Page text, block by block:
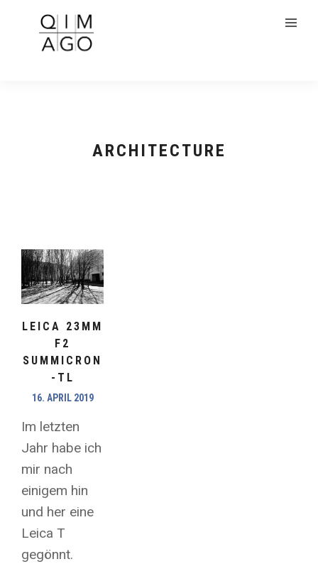
ARCHITECTURE
LEICA 23MM
F2
SUMMICRON
-TL
16. APRIL 2019
Im letzten
Jahr habe ich
mir nach
einigem hin
und her eine
Leica T
gegönnt.